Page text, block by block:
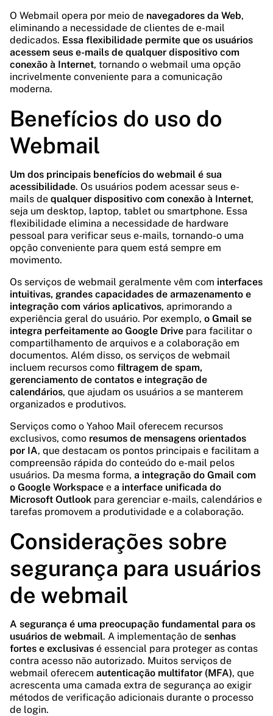
O Webmail opera por meio de navegadores da Web,
eliminando a necessidade de clientes de e-mail
dedicados. Essa flexibilidade permite que os usuários
acessem seus e-mails de qualquer dispositivo com
conexão à Internet, tornando o webmail uma opção
incrivelmente conveniente para a comunicação
moderna.
Benefícios do uso do
Webmail
Um dos principais benefícios do webmail é sua
acessibilidade. Os usuários podem acessar seus e-
mails de qualquer dispositivo com conexão à Internet,
seja um desktop, laptop, tablet ou smartphone. Essa
flexibilidade elimina a necessidade de hardware
pessoal para verificar seus e-mails, tornando-o uma
opção conveniente para quem está sempre em
movimento.
Os serviços de webmail geralmente vêm com interfaces
intuitivas, grandes capacidades de armazenamento e
integração com vários aplicativos, aprimorando a
experiência geral do usuário. Por exemplo, o Gmail se
integra perfeitamente ao Google Drive para facilitar o
compartilhamento de arquivos e a colaboração em
documentos. Além disso, os serviços de webmail
incluem recursos como filtragem de spam,
gerenciamento de contatos e integração de
calendários, que ajudam os usuários a se manterem
organizados e produtivos.
Serviços como o Yahoo Mail oferecem recursos
exclusivos, como resumos de mensagens orientados
por IA, que destacam os pontos principais e facilitam a
compreensão rápida do conteúdo do e-mail pelos
usuários. Da mesma forma, a integração do Gmail com
o Google Workspace e a interface unificada do
Microsoft Outlook para gerenciar e-mails, calendários e
tarefas promovem a produtividade e a colaboração.
Considerações sobre
segurança para usuários
de webmail
A segurança é uma preocupação fundamental para os
usuários de webmail. A implementação de senhas
fortes e exclusivas é essencial para proteger as contas
contra acesso não autorizado. Muitos serviços de
webmail oferecem autenticação multifator (MFA), que
acrescenta uma camada extra de segurança ao exigir
métodos de verificação adicionais durante o processo
de login.